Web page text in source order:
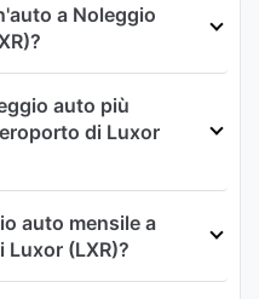
a Noleggio
auto più
di Luxor
auto mensile a
(LXR)?